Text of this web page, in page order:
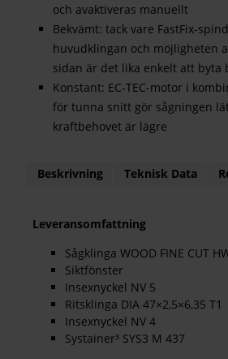
och avaktiveras manuellt
Bekvämt: tack vare FastFix-
huvudklingan och möjligheten
sidan är det lika enkelt att byta
Konstant: EC-TEC-motor i
för tunna snitt gör sågningen
kraftbehovet är lägre
Beskrivning Teknisk Data
Leveransomfattning
Sågklinga WOOD FINE CUT
Siktfönster
Insexnyckel NV 5
Ritsklinga DIA 47×2,5×6,35 T1
Insexnyckel NV 4
Systainer³ SYS3 M 437